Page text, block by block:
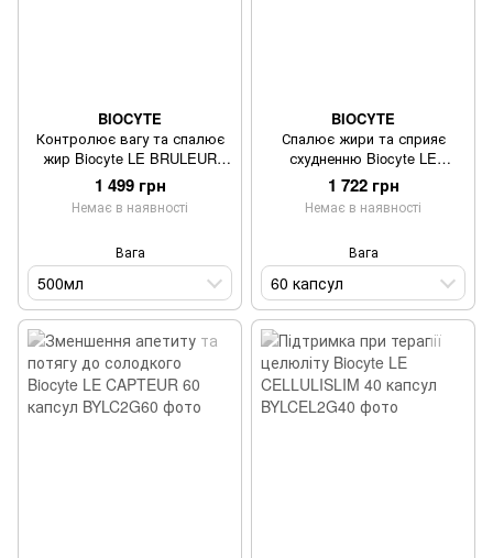
BIOCYTE
Контролює вагу та спалює
жир Biocyte LE BRULEUR
MAX AU MOROSIL 500мл
1 499 грн
Немає в наявності
Вага
500мл
BIOCYTE
Спалює жири та сприяє
схудненню Biocyte LE
BRULEUR 60 капсул
1 722 грн
Немає в наявності
Вага
60 капсул